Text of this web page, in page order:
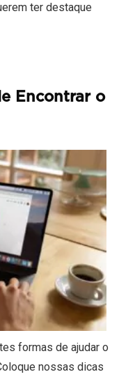
ter destaque
Encontrar o
formas de ajudar o
nossas dicas